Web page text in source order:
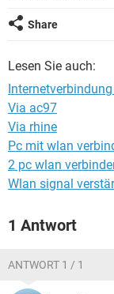
Share
Lesen Sie auch:
Via ac97
Via rhine
Pc mit wlan
2 pc wlan
Wlan signal
1 Antwort
ANTWORT 1 / 1